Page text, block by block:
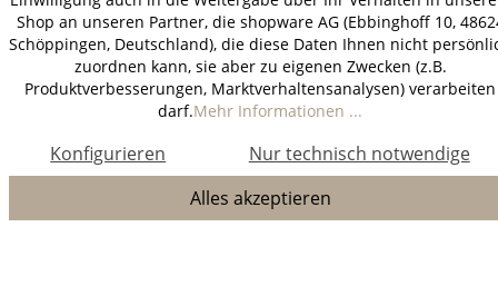
Shop an unseren Partner, die shopware AG (Ebbinghoff 10,
Schöppingen, Deutschland), die diese Daten Ihnen nicht
zuordnen kann, sie aber zu eigenen Zwecken (z.B.
Produktverbesserungen, Marktverhaltensanalysen) verarbeiten
darf.Mehr Informationen ...
Nur technisch notwendige
Konfigurieren
Alles akzeptieren